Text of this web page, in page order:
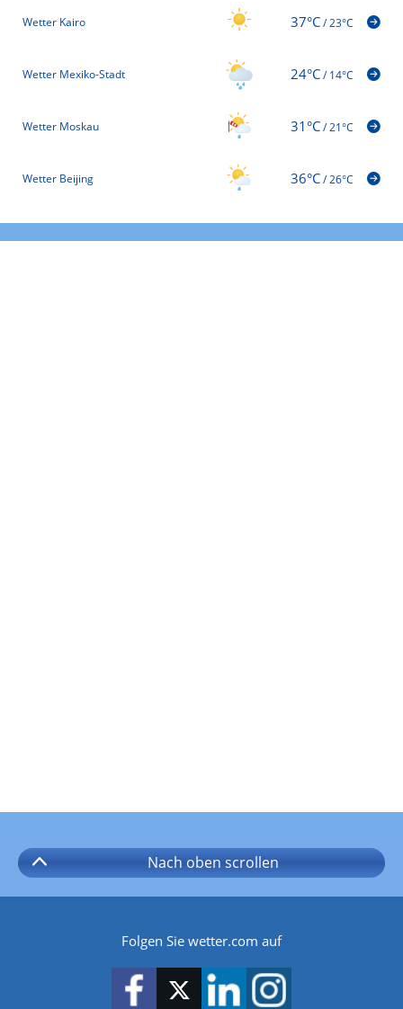
Wetter Kairo 37°C/23°C
Wetter Mexiko-Stadt 24°C/14°C
Wetter Moskau 31°C/21°C
Wetter Beijing 36°C/26°C
Nach oben scrollen
Folgen Sie wetter.com auf